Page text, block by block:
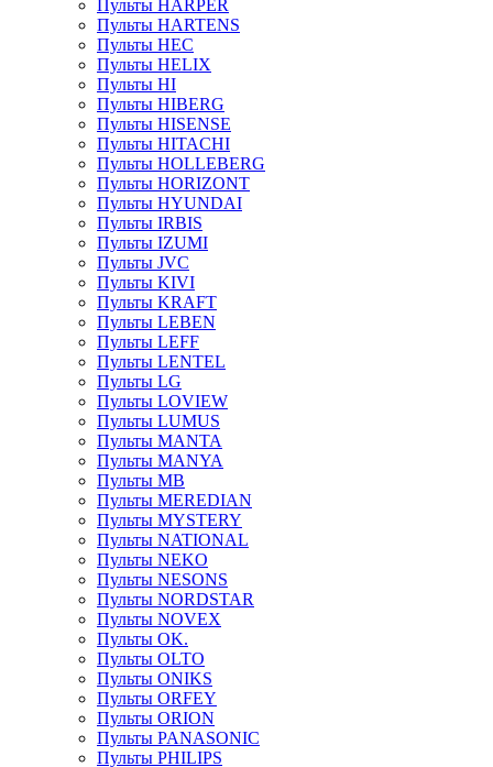
Пульты HARPER
Пульты HARTENS
Пульты HEC
Пульты HELIX
Пульты HI
Пульты HIBERG
Пульты HISENSE
Пульты HITACHI
Пульты HOLLEBERG
Пульты HORIZONT
Пульты HYUNDAI
Пульты IRBIS
Пульты IZUMI
Пульты JVC
Пульты KIVI
Пульты KRAFT
Пульты LEBEN
Пульты LEFF
Пульты LENTEL
Пульты LG
Пульты LOVIEW
Пульты LUMUS
Пульты MANTA
Пульты MANYA
Пульты MB
Пульты MEREDIAN
Пульты MYSTERY
Пульты NATIONAL
Пульты NEKO
Пульты NESONS
Пульты NORDSTAR
Пульты NOVEX
Пульты OK.
Пульты OLTO
Пульты ONIKS
Пульты ORFEY
Пульты ORION
Пульты PANASONIC
Пульты PHILIPS